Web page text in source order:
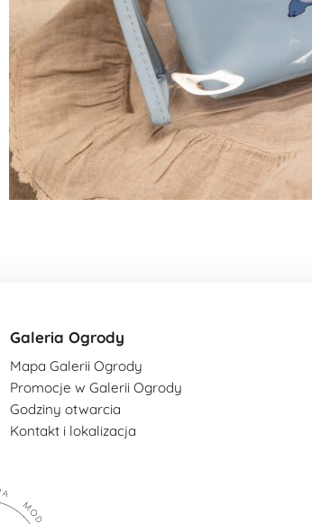
Galeria Ogrody
Mapa Galerii Ogrody
Promocje w Galerii Ogrody
Godziny otwarcia
Kontakt i lokalizacja